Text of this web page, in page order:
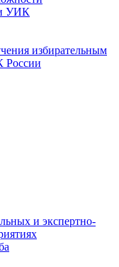
УИК
избирательным
России
и экспертно-